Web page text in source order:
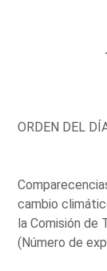
ORDEN DEL
cambio
la Comisión de
(Número de